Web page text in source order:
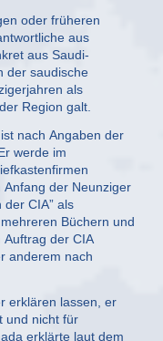
oder früheren
aus
aus Saudi-
der saudische
als
Region galt.
nach Angaben der
werde im
der Neunziger
der CIA” als
Büchern und
der CIA
anderem nach
erklären lassen, er
und nicht für
erklärte laut dem